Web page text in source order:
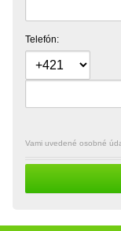
Telefón:
Vami uvedené osobné